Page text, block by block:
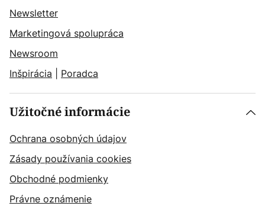
Newsletter
Marketingová spolupráca
Newsroom
Inšpirácia
Poradca
Užitočné informácie
Ochrana osobných údajov
Zásady používania cookies
Obchodné podmienky
Právne oznámenie